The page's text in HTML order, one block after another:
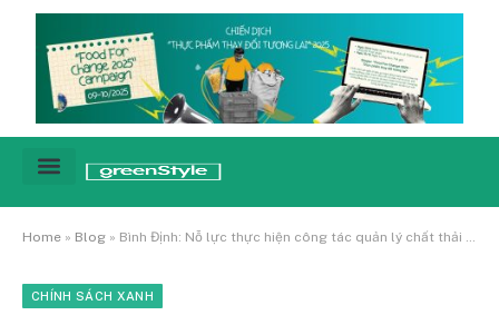
Home » Blog » Bình Định: Nỗ lực thực hiện công tác quản lý chất thải rắn sinh hoạt
CHÍNH SÁCH XANH